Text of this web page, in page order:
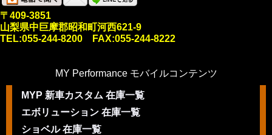
〒409-3851
山梨県中巨摩郡昭和町河西621-9
TEL:055-244-8200 FAX:055-244-8222
MY Performance モバイルコンテンツ
MYP 新車カスタム 在庫一覧
エボリューション 在庫一覧
ショベル 在庫一覧